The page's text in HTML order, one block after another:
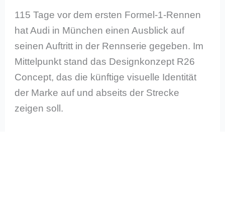
115 Tage vor dem ersten Formel-1-Rennen
hat Audi in München einen Ausblick auf
seinen Auftritt in der Rennserie gegeben. Im
Mittelpunkt stand das Designkonzept R26
Concept, das die künftige visuelle Identität
der Marke auf und abseits der Strecke
zeigen soll.